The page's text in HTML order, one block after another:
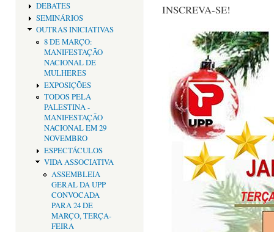
DEBATES
SEMINÁRIOS
OUTRAS INICIATIVAS
8 DE MARÇO:
MANIFESTAÇÃO
NACIONAL DE
MULHERES
EXPOSIÇÕES
TODOS PELA
PALESTINA -
MANIFESTAÇÃO
NACIONAL EM 29
NOVEMBRO
ESPECTÁCULOS
VIDA ASSOCIATIVA
ASSEMBLEIA
GERAL DA UPP
CONVOCADA
PARA 24 DE
MARÇO, TERÇA-
FEIRA
INSCREVA-SE!